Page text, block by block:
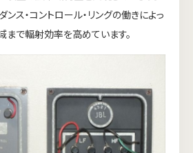
ンス・コントロール・リングの働きによっ
で輻射効率を高めています。